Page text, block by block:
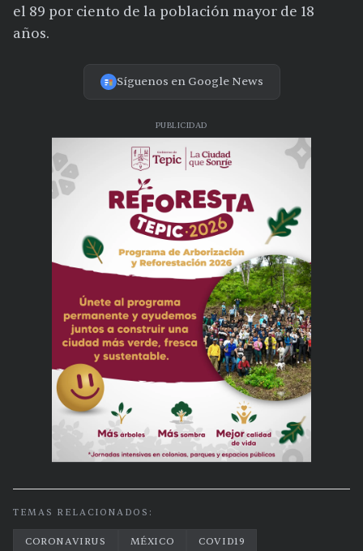
el 89 por ciento de la población mayor de 18
años.
Síguenos en Google News
PUBLICIDAD
TEMAS RELACIONADOS:
CORONAVIRUS MÉXICO COVID19